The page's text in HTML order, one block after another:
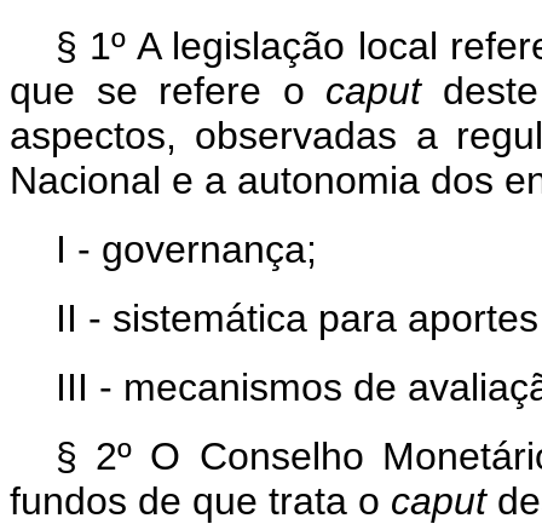
§ 1º A legislação local
que se refere o caputdeste
aspectos, observadas a
Nacional e a autonomia dos
I - governança;
II - sistemática para
III - mecanismos de
§ 2º O Conselho
fundos de que trata o caput